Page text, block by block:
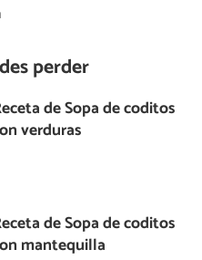
perder
de Sopa de coditos
verduras
de Sopa de coditos
mantequilla